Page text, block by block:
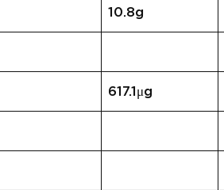
10.8g
617.1μg